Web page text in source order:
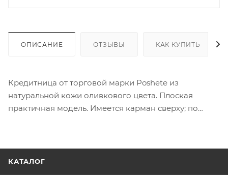
ОПИСАНИЕ ОТЗЫВЫ КАК КУПИТЬ
Кредитница от торговой марки Poshete из
натуральной кожи оливкового цвета. Плоская
практичная модель. Имеется карман сверху; по
КАТАЛОГ